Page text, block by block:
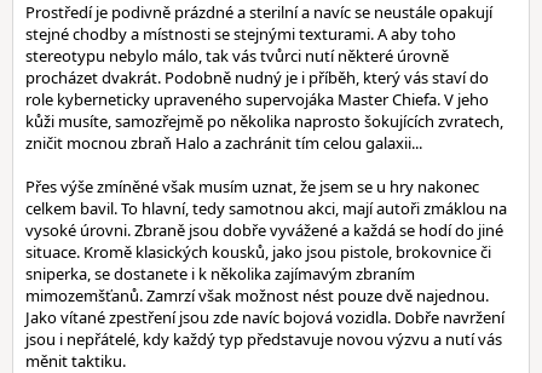
Prostředí je podivně prázdné a sterilní a navíc se neustále opakují
stejné chodby a místnosti se stejnými texturami. A aby toho
stereotypu nebylo málo, tak vás tvůrci nutí některé úrovně
procházet dvakrát. Podobně nudný je i příběh, který vás staví do
role kyberneticky upraveného supervojáka Master Chiefa. V jeho
kůži musíte, samozřejmě po několika naprosto šokujících zvratech,
zničit mocnou zbraň Halo a zachránit tím celou galaxii...
Přes výše zmíněné však musím uznat, že jsem se u hry nakonec
celkem bavil. To hlavní, tedy samotnou akci, mají autoři zmáklou na
vysoké úrovni. Zbraně jsou dobře vyvážené a každá se hodí do jiné
situace. Kromě klasických kousků, jako jsou pistole, brokovnice či
sniperka, se dostanete i k několika zajímavým zbraním
mimozemšťanů. Zamrzí však možnost nést pouze dvě najednou.
Jako vítané zpestření jsou zde navíc bojová vozidla. Dobře navržení
jsou i nepřátelé, kdy každý typ představuje novou výzvu a nutí vás
měnit taktiku.